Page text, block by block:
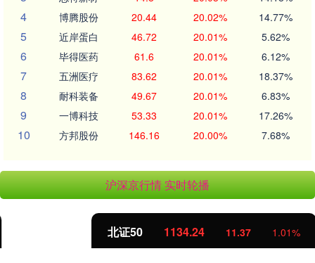
4 博腾股份 20.44 20.02% 14.77%
5 近岸蛋白 46.72 20.01% 5.62%
6 毕得医药 61.6 20.01% 6.12%
7 五洲医疗 83.62 20.01% 18.37%
8 耐科装备 49.67 20.01% 6.83%
9 一博科技 53.33 20.01% 17.26%
10 方邦股份 146.16 20.00% 7.68%
沪深京行情 实时轮播
1134.24 11.37 1.01%